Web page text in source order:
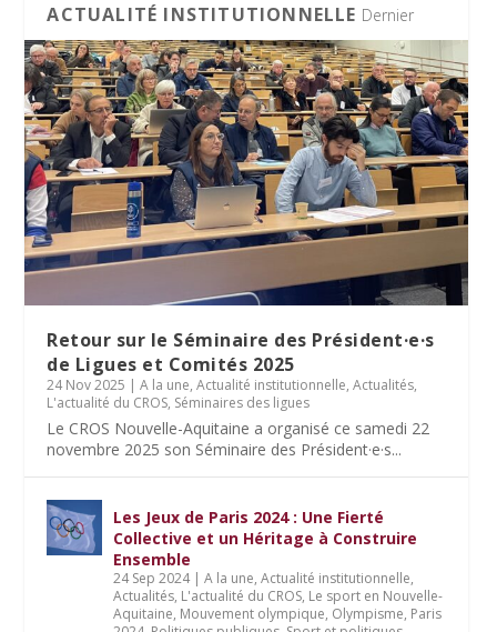
ACTUALITÉ INSTITUTIONNELLE Dernier
Retour sur le Séminaire des Président·e·s
de Ligues et Comités 2025
24 Nov 2025 |A la une,Actualité institutionnelle,Actualités,
L'actualité du CROS, Séminaires des ligues
Le CROS Nouvelle-Aquitaine a organisé ce samedi 22
novembre 2025 son Séminaire des Président·e·s...
Les Jeux de Paris 2024 : Une Fierté
Collective et un Héritage à Construire
Ensemble
24 Sep 2024|A la une,Actualité institutionnelle,
Actualités, L'actualité du CROS, Le sport en Nouvelle-
Aquitaine, Mouvement olympique, Olympisme, Paris